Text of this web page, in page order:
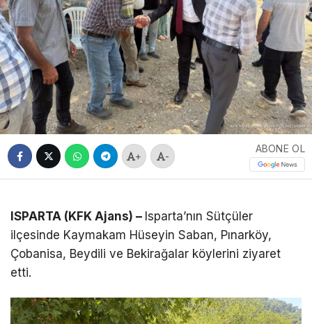
+ -
ABONE OL
ISPARTA (KFK Ajans) – Isparta’nın Sütçüler
ilçesinde Kaymakam Hüseyin Saban, Pınarköy,
Çobanisa, Beydili ve Bekirağalar köylerini ziyaret
etti.